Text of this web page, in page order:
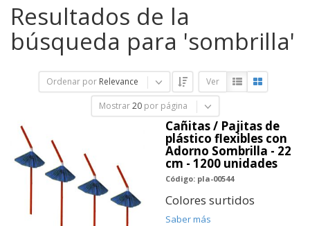
Resultados de la
búsqueda para 'sombrilla'
Ordenar por Relevance Ver
Mostrar 20 por página
Cañitas / Pajitas de
plástico flexibles con
Adorno Sombrilla - 22
cm - 1200 unidades
Código: pla-00544
Colores surtidos
Saber más